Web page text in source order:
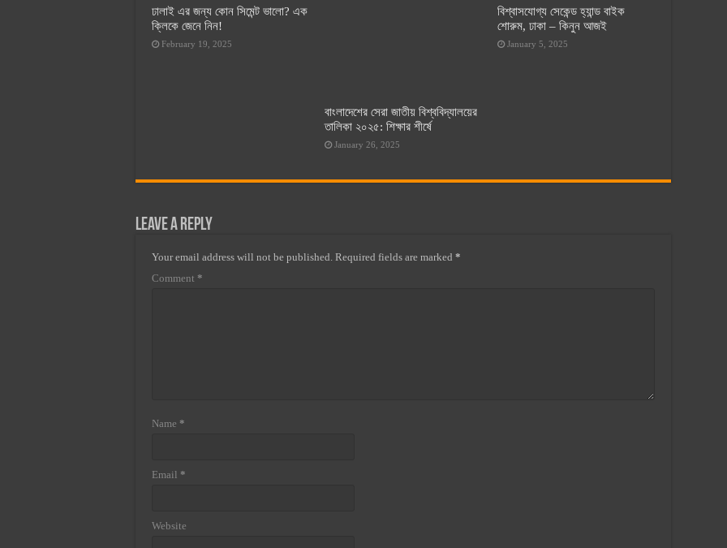
ঢালাই এর জন্য কোন সিমেন্ট ভালো? এক
ক্লিকে জেনে নিন!
February 19, 2025
বাংলাদেশের সেরা জাতীয় বিশ্ববিদ্যালয়ের
তালিকা ২০২৫: শিক্ষার শীর্ষে
January 26, 2025
বিশ্বাসযোগ্য সেকেন্ড হ্যান্ড বাইক
শোরুম, ঢাকা – কিনুন আজই
January 5, 2025
Leave a Reply
Your email address will not be published. Required fields are marked *
Comment *
Name *
Email *
Website